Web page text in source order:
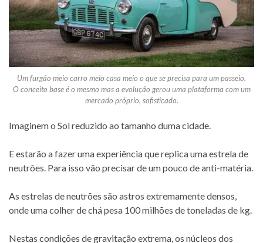
Um furgão meio carro meio casa meio o que se precisa para um passeio.
O conceito base é o mesmo mas a evolução gerou uma plataforma com um
mercado próprio, sofisticado.
Imaginem o Sol reduzido ao tamanho duma cidade.
E estarão a fazer uma experiência que replica uma estrela de
neutrões. Para isso vão precisar de um pouco de anti-matéria.
As estrelas de neutrões são astros extremamente densos,
onde uma colher de chá pesa 100 milhões de toneladas de kg.
Nestas condições de gravitação extrema, os núcleos dos